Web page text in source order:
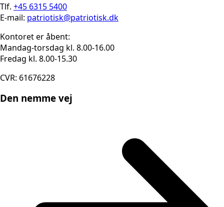
Tlf. +45 6315 5400
E-mail: patriotisk@patriotisk.dk
Kontoret er åbent:
Mandag-torsdag kl. 8.00-16.00
Fredag kl. 8.00-15.30
CVR: 61676228
Den nemme vej